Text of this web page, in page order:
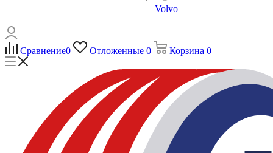
Volvo
Сравнение0 Отложенные 0 Корзина 0